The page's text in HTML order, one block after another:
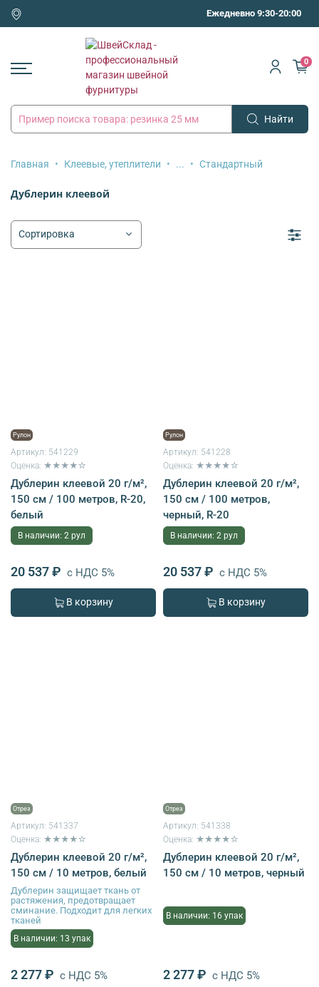
Ежедневно 9:30-20:00
Найти
0
Главная Клеевые, утеплители ... Стандартный
Дублерин клеевой
Рулон
Артикул: 541229
Оценка: ★★★★☆
Дублерин клеевой 20 г/м²,
150 см / 100 метров, R-20,
белый
В наличии: 2 рул
20 537 ₽ с НДС 5%
В корзину
Рулон
Артикул: 541228
Оценка: ★★★★☆
Дублерин клеевой 20 г/м²,
150 см / 100 метров,
черный, R-20
В наличии: 2 рул
20 537 ₽ с НДС 5%
В корзину
Отрез
Артикул: 541337
Оценка: ★★★★☆
Дублерин клеевой 20 г/м²,
150 см / 10 метров, белый
Дублерин защищает ткань от
растяжения, предотвращает
сминание. Подходит для легких
тканей
В наличии: 13 упак
2 277 ₽ с НДС 5%
Отрез
Артикул: 541338
Оценка: ★★★★☆
Дублерин клеевой 20 г/м²,
150 см / 10 метров, черный
В наличии: 16 упак
2 277 ₽ с НДС 5%